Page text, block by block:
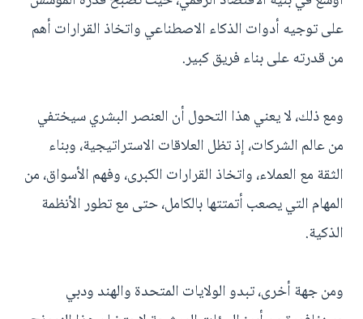
على توجيه أدوات الذكاء الاصطناعي واتخاذ القرارات أهم
من قدرته على بناء فريق كبير.
ومع ذلك، لا يعني هذا التحول أن العنصر البشري سيختفي
من عالم الشركات، إذ تظل العلاقات الاستراتيجية، وبناء
الثقة مع العملاء، واتخاذ القرارات الكبرى، وفهم الأسواق، من
المهام التي يصعب أتمتتها بالكامل، حتى مع تطور الأنظمة
الذكية.
ومن جهة أخرى، تبدو الولايات المتحدة والهند ودبي